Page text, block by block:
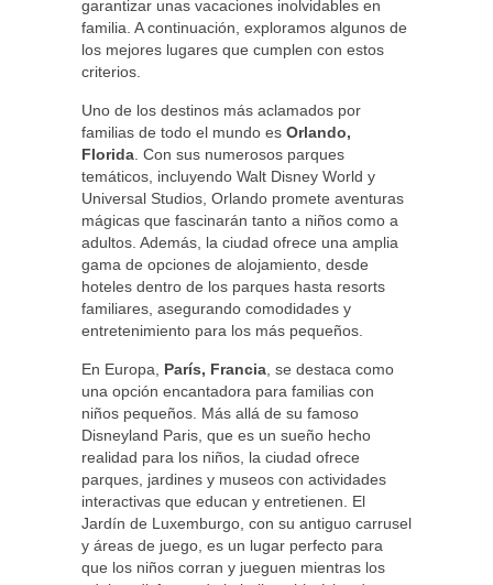
garantizar unas vacaciones inolvidables en
familia. A continuación, exploramos algunos de
los mejores lugares que cumplen con estos
criterios.
Uno de los destinos más aclamados por
familias de todo el mundo es Orlando,
Florida . Con sus numerosos parques
temáticos, incluyendo Walt Disney World y
Universal Studios, Orlando promete aventuras
mágicas que fascinarán tanto a niños como a
adultos. Además, la ciudad ofrece una amplia
gama de opciones de alojamiento, desde
hoteles dentro de los parques hasta resorts
familiares, asegurando comodidades y
entretenimiento para los más pequeños.
En Europa, París, Francia , se destaca como
una opción encantadora para familias con
niños pequeños. Más allá de su famoso
Disneyland Paris, que es un sueño hecho
realidad para los niños, la ciudad ofrece
parques, jardines y museos con actividades
interactivas que educan y entretienen. El
Jardín de Luxemburgo, con su antiguo carrusel
y áreas de juego, es un lugar perfecto para
que los niños corran y jueguen mientras los